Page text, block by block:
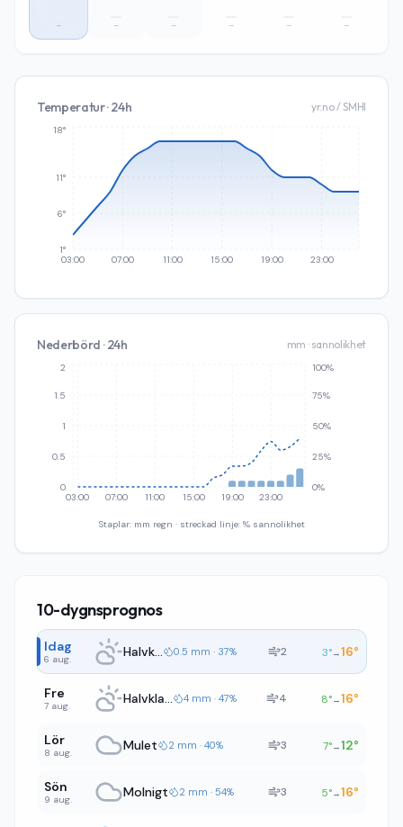
– – – – – –
Temperatur · 24h yr.no / SMHI
03:00 07:00 11:00 15:00 19:00 23:00
1°
6°
11°
18°
Nederbörd · 24h mm · sannolikhet
03:00 07:00 11:00 15:00 19:00 23:00
0
0.5
1
1.5
2
0%
25%
50%
75%
100%
Staplar: mm regn · streckad linje: % sannolikhet
10-dygnsprognos
Idag
6 aug. Halvklart 0.5 mm · 37% 2 3°→16°
Fre
7 aug. Halvklart 4 mm · 47% 4 8°→16°
Lör
8 aug. Mulet 2 mm · 40% 3 7°→12°
Sön
9 aug. Molnigt 2 mm · 54% 3 5°→16°